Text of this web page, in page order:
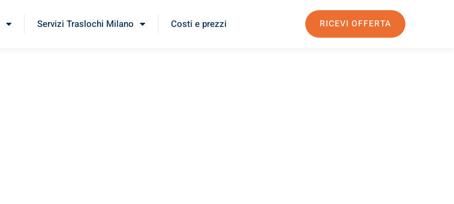
Servizi Traslochi Milano Costi e prezzi RICEVI OFFERTA